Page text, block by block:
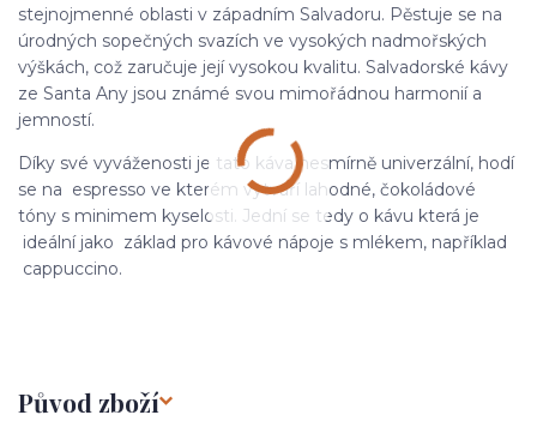
stejnojmenné oblasti v západním Salvadoru. Pěstuje se na
úrodných sopečných svazích ve vysokých nadmořských
výškách, což zaručuje její vysokou kvalitu. Salvadorské kávy
ze Santa Any jsou známé svou mimořádnou harmonií a
jemností.
Díky své vyváženosti je tato káva nesmírně univerzální, hodí
se na espresso ve kterém vytváří lahodné, čokoládové
tóny s minimem kyselosti. Jední se tedy o kávu která je
ideální jako základ pro kávové nápoje s mlékem, například
cappuccino.
Původ zboží